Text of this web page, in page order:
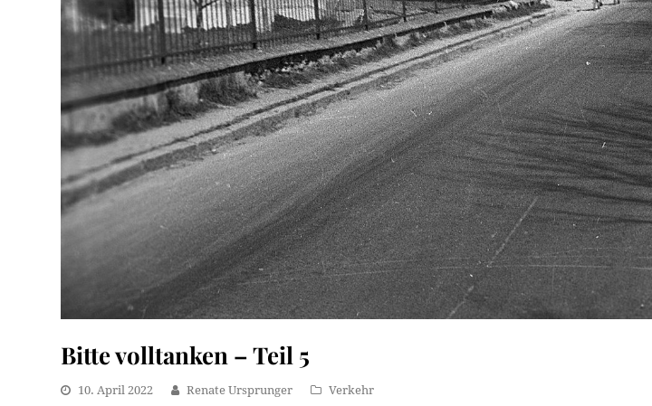
Bitte volltanken – Teil 5
10. April 2022 Renate Ursprunger Verkehr